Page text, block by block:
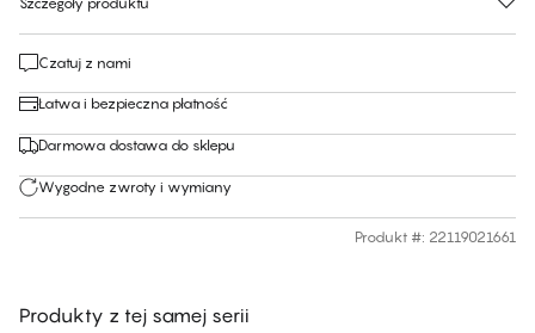
Czatuj z nami
Łatwa i bezpieczna płatność
Darmowa dostawa do sklepu
Wygodne zwroty i wymiany
Produkt #: 22119021661
Produkty z tej samej serii